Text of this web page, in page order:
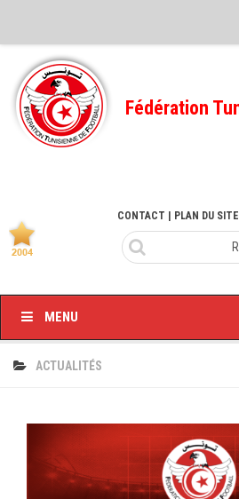
Feuille de match
FMI – 2022/2023
Ligue I – 2022/2023
Ligue I – 2020/2021
Ligue I – 2019/2020
Feuilles de match 2018/2019
–Ligue I–
Fédération
CONTACT | PLAN DU SITE
MENU
ACTUALITÉS